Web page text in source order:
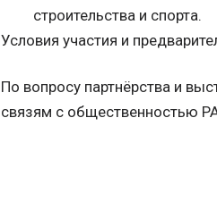
строительства и спорта.
Условия участия и
По вопросу партнёрства и
связям с общественностью